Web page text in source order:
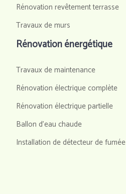
Rénovation revêtement terrasse
Travaux de murs
Rénovation énergétique
Travaux de maintenance
Rénovation électrique complète
Rénovation électrique partielle
Ballon d'eau chaude
Installation de détecteur de fumée